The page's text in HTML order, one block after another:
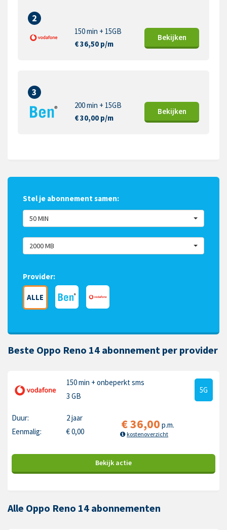
2
150 min + 15GB
€ 36,50 p/m
Bekijken
3
200 min + 15GB
€ 30,00 p/m
Bekijken
Stel je abonnement samen:
50 MIN
2000 MB
Provider:
ALLE
Beste Oppo Reno 14 abonnement per provider
150 min + onbeperkt sms
3 GB
5G
Duur:
2 jaar
Eenmalig:
€0,00 €36,00 p.m.
kostenoverzicht
Bekijk actie
Alle Oppo Reno 14 abonnementen